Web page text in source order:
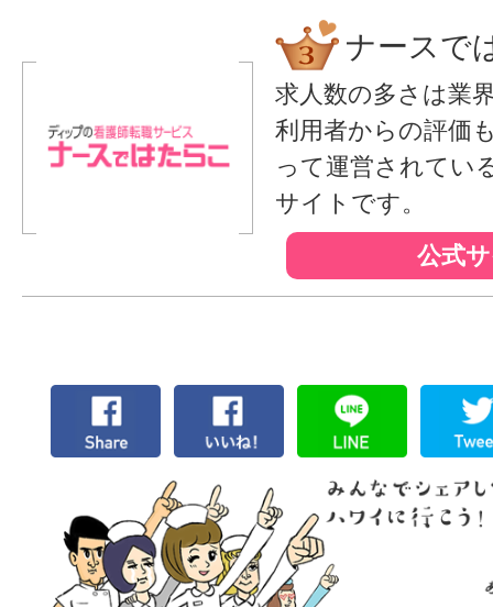
ナースで
求人数の多さは業
利用者からの評価
って運営されてい
サイトです。
公式